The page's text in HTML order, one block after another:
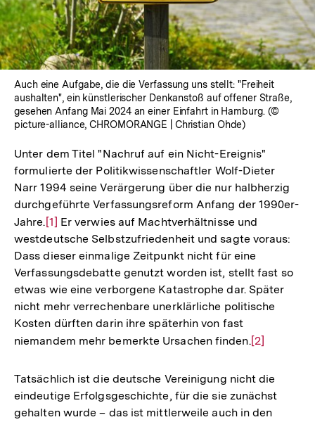
Auch eine Aufgabe, die die Verfassung uns stellt: "Freiheit
aushalten", ein künstlerischer Denkanstoß auf offener Straße,
gesehen Anfang Mai 2024 an einer Einfahrt in Hamburg. (©
picture-alliance, CHROMORANGE | Christian Ohde)
Unter dem Titel "Nachruf auf ein Nicht-Ereignis"
formulierte der Politikwissenschaftler Wolf-Dieter
Narr 1994 seine Verärgerung über die nur halbherzig
durchgeführte Verfassungsreform Anfang der 1990er-
Jahre.Zur
Auflösung
der
Fußnote
[1] Er verwies auf Machtverhältnisse und
westdeutsche Selbstzufriedenheit und sagte voraus:
Dass dieser einmalige Zeitpunkt nicht für eine
Verfassungsdebatte genutzt worden ist, stellt fast so
etwas wie eine verborgene Katastrophe dar. Später
nicht mehr verrechenbare unerklärliche politische
Kosten dürften darin ihre späterhin von fast
niemandem mehr bemerkte Ursachen finden.Zur
der
Fußnote
[2]
Tatsächlich ist die deutsche Vereinigung nicht die
eindeutige Erfolgsgeschichte, für die sie zunächst
gehalten wurde – das ist mittlerweile auch in den